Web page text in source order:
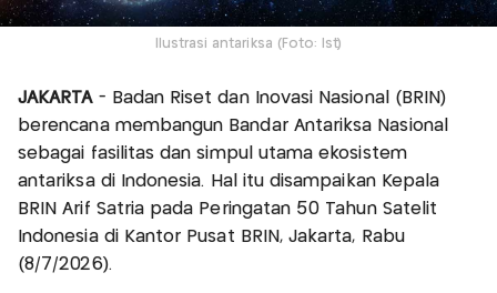
Ilustrasi antariksa (Foto: Ist)
JAKARTA- Badan Riset dan Inovasi Nasional (BRIN)
berencana membangun Bandar Antariksa Nasional
sebagai fasilitas dan simpul utama ekosistem
antariksa di Indonesia. Hal itu disampaikan Kepala
BRIN Arif Satria pada Peringatan 50 Tahun Satelit
Indonesia di Kantor Pusat BRIN, Jakarta, Rabu
(8/7/2026).